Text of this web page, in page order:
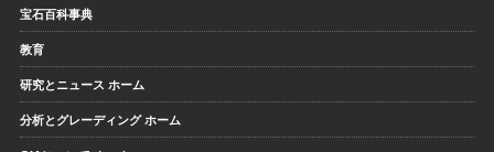
宝石百科事典
教育
研究とニュース ホーム
分析とグレーディング ホーム